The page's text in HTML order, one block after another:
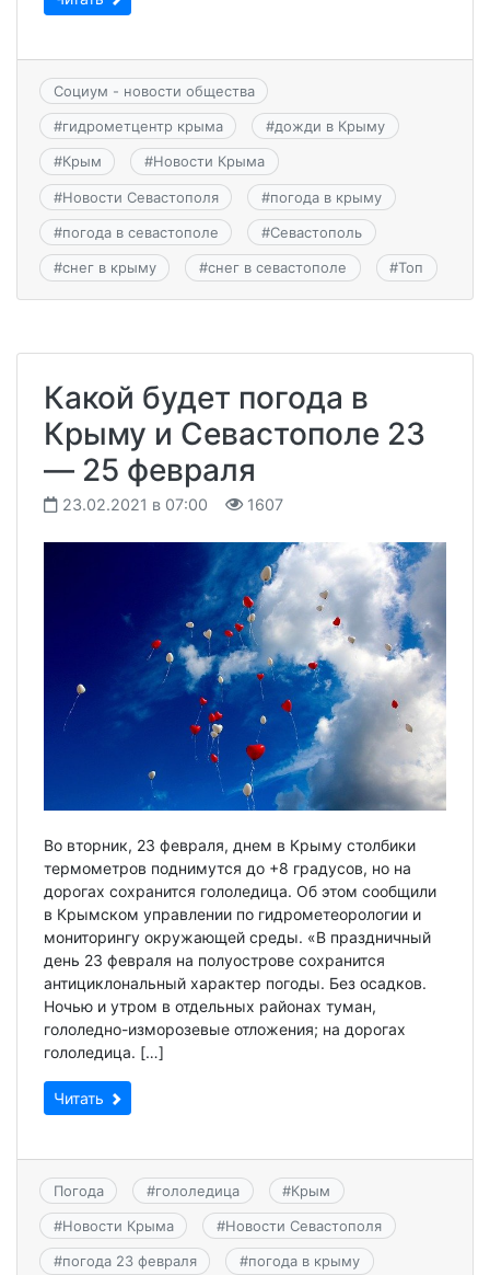
Социум - новости общества
#гидрометцентр крыма #дожди в Крыму
#Крым #Новости Крыма
#Новости Севастополя #погода в крыму
#погода в севастополе #Севастополь
#снег в крыму #снег в севастополе #Топ
Какой будет погода в
Крыму и Севастополе 23
— 25 февраля
23.02.2021 в 07:00 1607
Во вторник, 23 февраля, днем в Крыму столбики
термометров поднимутся до +8 градусов, но на
дорогах сохранится гололедица. Об этом сообщили
в Крымском управлении по гидрометеорологии и
мониторингу окружающей среды. «В праздничный
день 23 февраля на полуострове сохранится
антициклональный характер погоды. Без осадков.
Ночью и утром в отдельных районах туман,
гололедно-изморозевые отложения; на дорогах
гололедица. […]
Читать
Погода #гололедица #Крым
#Новости Крыма #Новости Севастополя
#погода 23 февраля #погода в крыму